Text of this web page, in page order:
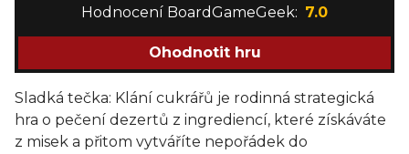
Hodnocení BoardGameGeek: 7.0
Ohodnotit hru
Sladká tečka: Klání cukrářů je rodinná strategická
hra o pečení dezertů z ingrediencí, které získáváte
z misek a přitom vytváříte nepořádek do